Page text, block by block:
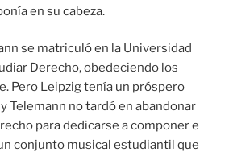
en su cabeza.
se matriculó en la Universidad
Derecho, obedeciendo los
Pero Leipzig tenía un próspero
Telemann no tardó en abandonar
para dedicarse a componer e
conjunto musical estudiantil que